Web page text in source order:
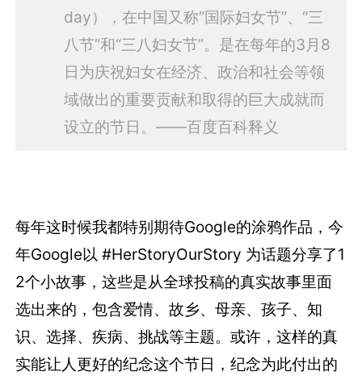
day），在中国又称“国际妇女节”、“三
八节”和“三八妇女节”。是在每年的3月8
日为庆祝妇女在经济、政治和社会等领
域做出的重要贡献和取得的巨大成就而
设立的节日。——百度百科释义
每年这时候我都特别期待Google的涂鸦作品，今
年Google以 #HerStoryOurStory 为话题分享了1
2个小故事，这些是从全球投稿的真实故事里面
选出来的，包含爱情、故乡、母亲、孩子、知
识、选择、疾病、挑战等主题。或许，这样的真
实能让人更好的纪念这个节日，纪念为此付出的